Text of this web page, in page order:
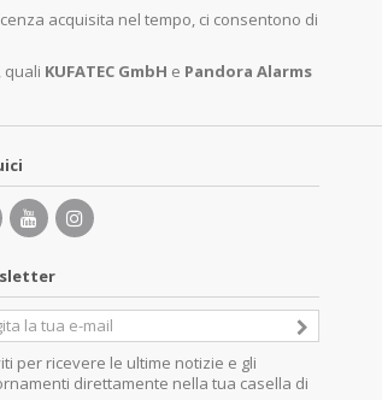
acquisita nel tempo, ci consentono di
quali KUFATEC GmbH e Pandora Alarms
per ricevere le ultime notizie e gli
direttamente nella tua casella di